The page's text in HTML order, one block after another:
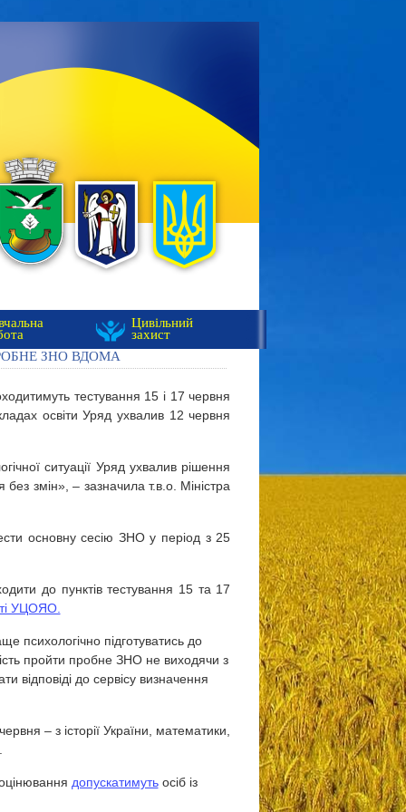
Цивільний
захист
ЗНО ВДОМА
тестування 15 і 17 червня
освіти Уряд ухвалив 12 червня
ситуації Уряд ухвалив рішення
без змін»,– зазначила т.в.о. Міністра
основну сесію ЗНО у період з 25
до пунктів тестування 15 та 17
УЦОЯО.
психологічно підготуватись до
пройти пробне ЗНО не виходячи з
відповіді до сервісу визначення
– з історії України, математики,
допускатимутьосіб із